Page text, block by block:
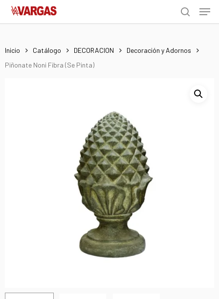
Skip
search
Menu
Inicio Catálogo DECORACION
Decoración y Adornos
Piñonate Noni Fibra (Se Pinta)